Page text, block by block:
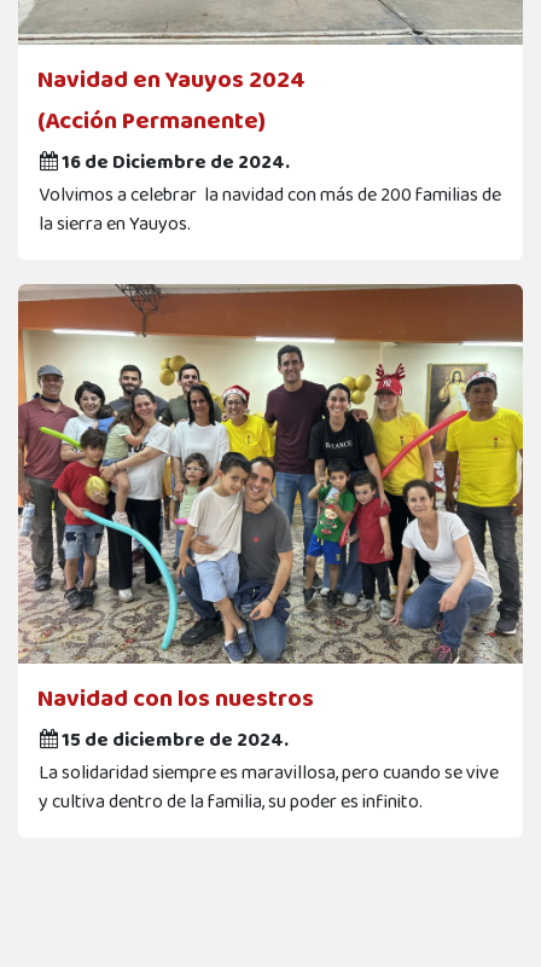
Navidad en Yauyos 2024
(Acción Permanente)
16 de Diciembre de 2024.
Volvimos a celebrar la navidad con más de 200 familias de
la sierra en Yauyos.
Navidad con los nuestros
15 de diciembre de 2024.
La solidaridad siempre es maravillosa, pero cuando se vive
y cultiva dentro de la familia, su poder es infinito.